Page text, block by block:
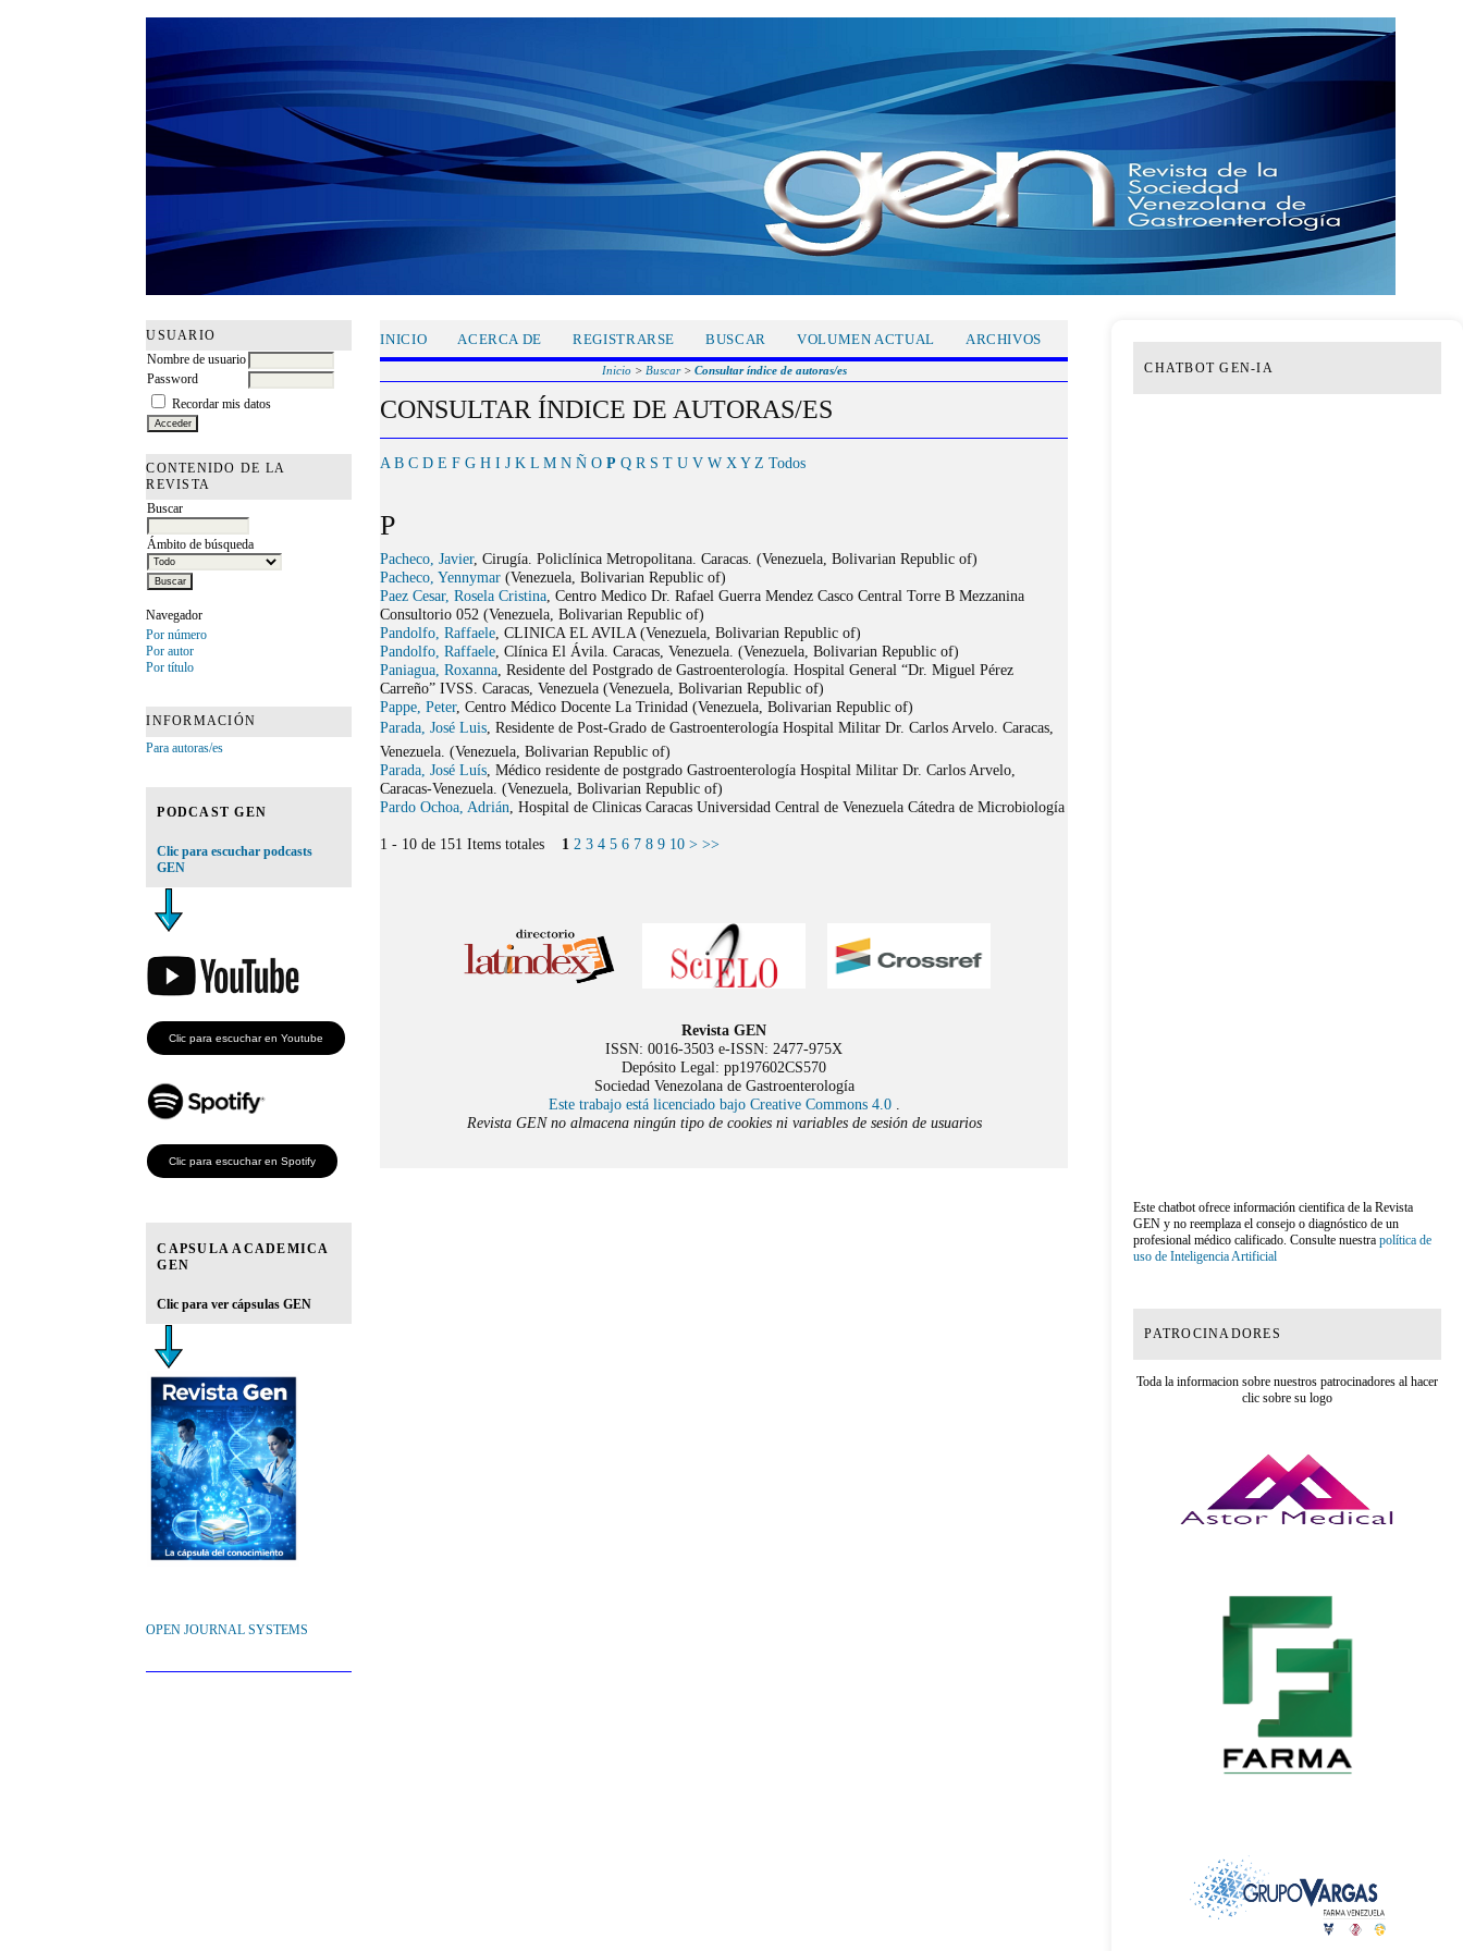
USUARIO
Nombre de usuario
Password
Recordar mis datos
CONTENIDO DE LA
REVISTA
Buscar
Ámbito de búsqueda
Navegador
Por número
Por autor
Por título
INFORMACIÓN
Para autoras/es
PODCAST GEN
Clic para escuchar podcasts
GEN
Clic para escuchar en Youtube
Clic para escuchar en Spotify
CAPSULA ACADEMICA
GEN
Clic para ver cápsulas GEN
OPEN JOURNAL SYSTEMS
CHATBOT GEN-IA
Este chatbot ofrece información cientifica de la Revista
GEN y no reemplaza el consejo o diagnóstico de un
profesional médico calificado. Consulte nuestrapolítica de
uso de Inteligencia Artificial
PATROCINADORES
Toda la informacion sobre nuestros patrocinadores al hacer
clic sobre su logo
INICIO ACERCA DE REGISTRARSE BUSCAR VOLUMEN ACTUAL ARCHIVOS
Inicio> Buscar> Consultar índice de autoras/es
CONSULTAR ÍNDICE DE AUTORAS/ES
A B C D E F G H I J K L M N Ñ O P Q R S T U V W X Y Z Todos
P
Pacheco, Javier, Cirugía. Policlínica Metropolitana. Caracas. (Venezuela, Bolivarian Republic of)
Pacheco, Yennymar (Venezuela, Bolivarian Republic of)
Paez Cesar, Rosela Cristina , Centro Medico Dr. Rafael Guerra Mendez Casco Central Torre B Mezzanina
Consultorio 052 (Venezuela, Bolivarian Republic of)
Pandolfo, Raffaele , CLINICA EL AVILA (Venezuela, Bolivarian Republic of)
Pandolfo, Raffaele , Clínica El Ávila. Caracas, Venezuela. (Venezuela, Bolivarian Republic of)
Paniagua, Roxanna , Residente del Postgrado de Gastroenterología. Hospital General “Dr. Miguel Pérez
Carreño” IVSS. Caracas, Venezuela (Venezuela, Bolivarian Republic of)
Pappe, Peter, Centro Médico Docente La Trinidad (Venezuela, Bolivarian Republic of)
Parada, José Luis , Residente de Post-Grado de Gastroenterología Hospital Militar Dr. Carlos Arvelo. Caracas,
Venezuela. (Venezuela, Bolivarian Republic of)
Parada, José Luís , Médico residente de postgrado Gastroenterología Hospital Militar Dr. Carlos Arvelo,
Caracas-Venezuela. (Venezuela, Bolivarian Republic of)
Pardo Ochoa, Adrián , Hospital de Clinicas Caracas Universidad Central de Venezuela Cátedra de Microbiología
1 - 10 de 151 Items totales 1 2 3 4 5 6 7 8 9 10 > >>
Revista GEN
ISSN: 0016-3503 e-ISSN: 2477-975X
Depósito Legal: pp197602CS570
Sociedad Venezolana de Gastroenterología
Este trabajo está licenciado bajo Creative Commons 4.0
Revista GEN no almacena ningún tipo de cookies ni variables de sesión de usuarios